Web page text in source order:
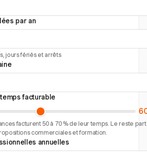
par an
jours fériés et arrêts
facturable
facturent 50 à 70 % de leur temps. Le reste
commerciales et formation.
annuelles